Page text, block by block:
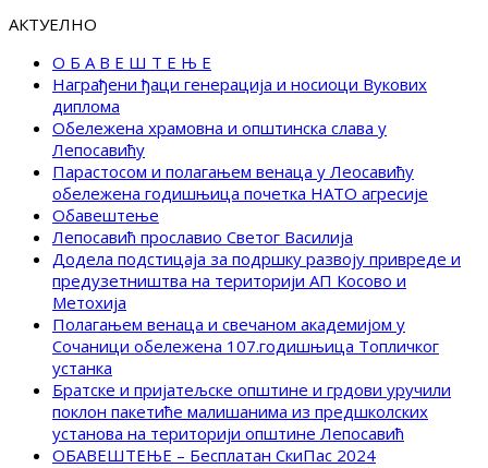
АКТУЕЛНО
О Б А В Е Ш Т Е Њ Е
Награђени ђаци генерација и носиоци Вукових
диплома
Обележена храмовна и општинска слава у
Лепосавићу
Парастосом и полагањем венаца у Леосавићу
обележена годишњица почетка НАТО агресије
Обавештење
Лепосавић прославио Светог Василија
Додела подстицаја за подршку развоју привреде и
предузетништва на територији АП Косово и
Метохија
Полагањем венаца и свечаном академијом у
Сочаници обележена 107.годишњица Топличког
устанка
Братске и пријатељске општине и грдови уручили
поклон пакетиће малишанима из предшколских
установа на територији општине Лепосавић
ОБАВЕШТЕЊЕ – Бесплатан СкиПас 2024